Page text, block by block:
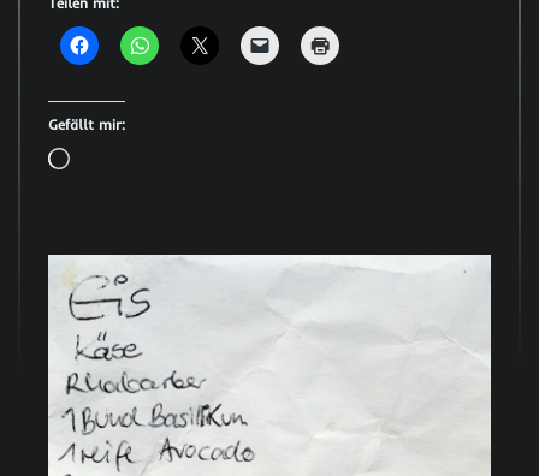
Gefällt mir:
Wird